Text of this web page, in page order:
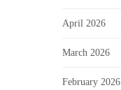
April 2026
March 2026
February 2026